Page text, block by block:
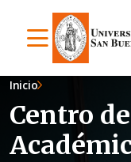
Inicio
Centro